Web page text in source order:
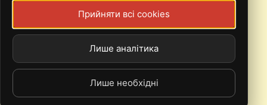
андеграунду
Єва Ніколаєва
04.02.2020
25 січня у Києві пройшов сьомий щорічний фестиваль
українських stoner / psychedelic / doom / sludge /
progressive / experimental колективів -
VII. Розповідаємо, як це було.
Прийняти всі cookies
Лише аналітика
Лише необхідні